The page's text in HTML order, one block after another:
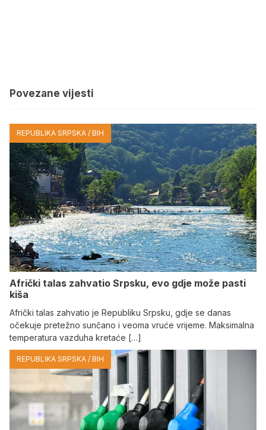
Povezane vijesti
REPUBLIKA SRPSKA / BIH
Afrički talas zahvatio Srpsku, evo gdje može pasti
kiša
Afrički talas zahvatio je Republiku Srpsku, gdje se danas
očekuje pretežno sunčano i veoma vruće vrijeme. Maksimalna
temperatura vazduha kretaće […]
REPUBLIKA SRPSKA / BIH